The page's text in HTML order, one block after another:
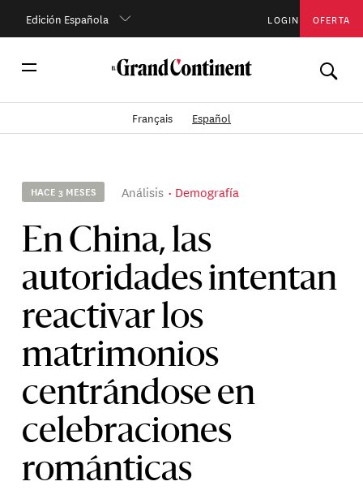
Edición Española LOGIN OFERTA
Français Español
HACE 3 MESES Análisis Demografía
En China, las
autoridades intentan
reactivar los
matrimonios
centrándose en
celebraciones
románticas